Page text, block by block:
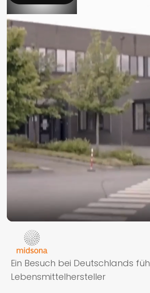
Ein Besuch bei Deutschlands
Lebensmittelhersteller